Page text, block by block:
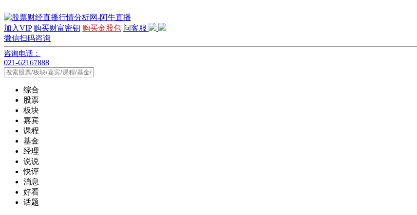
加入VIP 购买财富密钥 购买金股包 问客服
微信扫码咨询
咨询电话：
021-62167888
综合
股票
板块
嘉宾
课程
基金
经理
说说
快评
消息
好看
话题